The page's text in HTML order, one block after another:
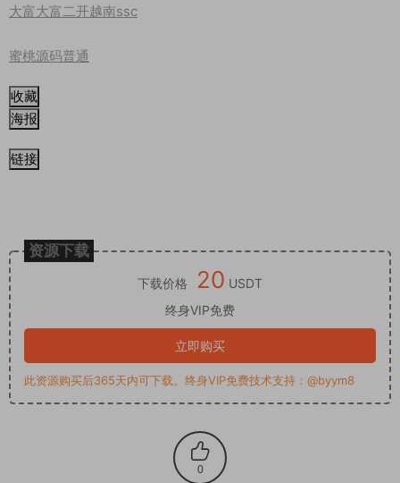
大富大富二开越南ssc
蜜桃源码普通
收藏
海报
链接
资源下载
下载价格 20 USDT
终身VIP免费
立即购买
此资源购买后365天内可下载。终身VIP免费技术支持：@byym8
0